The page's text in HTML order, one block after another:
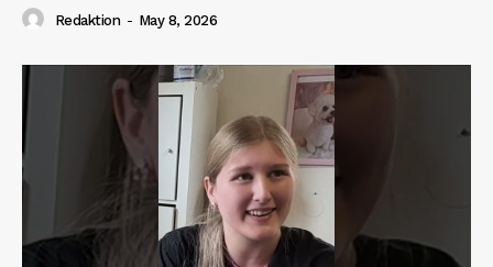
Redaktion - May 8, 2026